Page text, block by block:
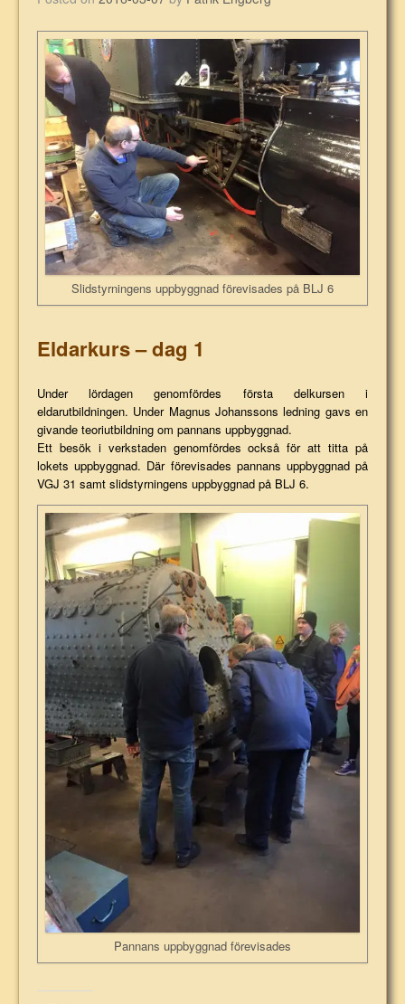
Slidstyrningens uppbyggnad förevisades på BLJ 6
Eldarkurs – dag 1
Under lördagen genomfördes första delkursen i
eldarutbildningen. Under Magnus Johanssons ledning gavs en
givande teoriutbildning om pannans uppbyggnad.
Ett besök i verkstaden genomfördes också för att titta på
lokets uppbyggnad. Där förevisades pannans uppbyggnad på
VGJ 31 samt slidstyrningens uppbyggnad på BLJ 6.
Pannans uppbyggnad förevisades